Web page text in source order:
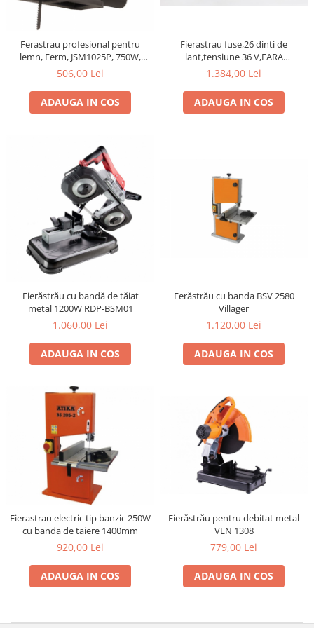
gard viu
Cosuri Pentru Gunoi
Butoaie pentru vin
Fose Septice
Utilaje agricole
Motosape
Chiuvete Baie si Bucatarie
Scule electrice
Ferastrau profesional pentru
lemn, Ferm, JSM1025P, 750W,
Albastru/Negru
506,00 Lei
ADAUGA IN COS
Fierastrau fuse,26 dinti de
lant,tensiune 36 V,FARA
incarcator si baterie
1.384,00 Lei
ADAUGA IN COS
Fierăstrău cu bandă de tăiat
metal 1200W RDP-BSM01
1.060,00 Lei
ADAUGA IN COS
Ferăstrău cu banda BSV 2580
Villager
1.120,00 Lei
ADAUGA IN COS
Fierastrau electric tip banzic 250W
cu banda de taiere 1400mm
920,00 Lei
ADAUGA IN COS
Fierăstrău pentru debitat metal
VLN 1308
779,00 Lei
ADAUGA IN COS